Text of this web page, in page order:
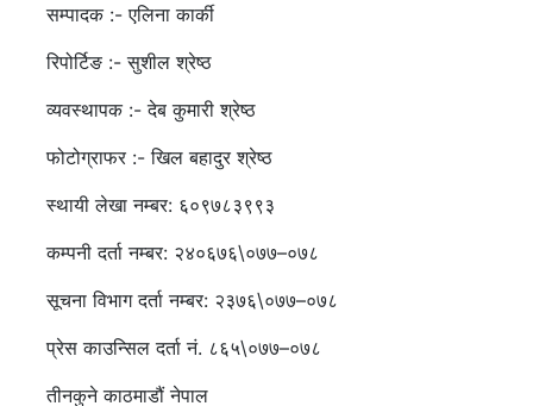
सम्पादक :- एलिना कार्की
रिपोर्टिङ :- सुशील श्रेष्ठ
व्यवस्थापक :- देब कुमारी श्रेष्ठ
फोटोग्राफर :- खिल बहादुर श्रेष्ठ
स्थायी लेखा नम्बर: ६०९७८३९९३
कम्पनी दर्ता नम्बर: २४०६७६\०७७–०७८
सूचना विभाग दर्ता नम्बर: २३७६\०७७–०७८
प्रेस काउन्सिल दर्ता नं. ८६५\०७७–०७८
तीनकुने काठमाडौं नेपाल